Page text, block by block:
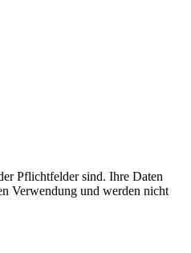
Pflichtfelder sind. Ihre Daten
Verwendung und werden nicht